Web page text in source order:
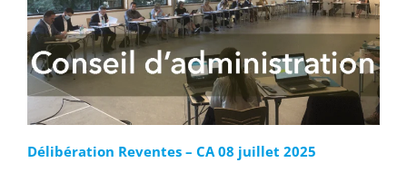
Délibération Reventes – CA 08 juillet 2025